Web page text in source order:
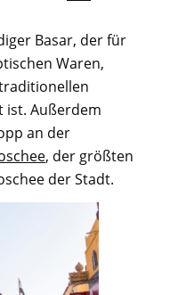
Basar, der für
Waren,
ist. Außerdem
an der
, der größten
der Stadt.